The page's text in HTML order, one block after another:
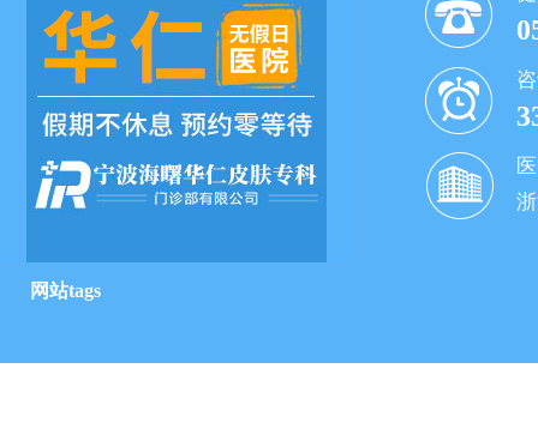
网站tags